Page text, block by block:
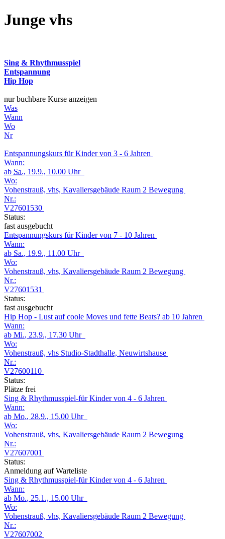
Junge vhs
Sing & Rhythmusspiel
Entspannung
Hip Hop
nur buchbare Kurse anzeigen
Was
Wann
Wo
Nr
Entspannungskurs für Kinder von 3 - 6 Jahren
Wann:
ab Sa., 19.9., 10.00 Uhr
Wo:
Vohenstrauß, vhs, Kavaliersgebäude Raum 2 Bewegung
Nr.:
V27601530
Status:
fast ausgebucht
Entspannungskurs für Kinder von 7 - 10 Jahren
Wann:
ab Sa., 19.9., 11.00 Uhr
Wo:
Vohenstrauß, vhs, Kavaliersgebäude Raum 2 Bewegung
Nr.:
V27601531
Status:
fast ausgebucht
Hip Hop - Lust auf coole Moves und fette Beats? ab 10 Jahren
Wann:
ab Mi., 23.9., 17.30 Uhr
Wo:
Vohenstrauß, vhs Studio-Stadthalle, Neuwirtshause
Nr.:
V27600110
Status:
Plätze frei
Sing & Rhythmusspiel-für Kinder von 4 - 6 Jahren
Wann:
ab Mo., 28.9., 15.00 Uhr
Wo:
Vohenstrauß, vhs, Kavaliersgebäude Raum 2 Bewegung
Nr.:
V27607001
Status:
Anmeldung auf Warteliste
Sing & Rhythmusspiel-für Kinder von 4 - 6 Jahren
Wann:
ab Mo., 25.1., 15.00 Uhr
Wo:
Vohenstrauß, vhs, Kavaliersgebäude Raum 2 Bewegung
Nr.:
V27607002